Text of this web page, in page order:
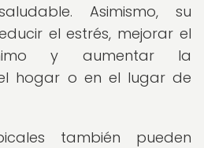
Asimismo, su
el estrés, mejorar el
y aumentar la
hogar o en el lugar de
también pueden